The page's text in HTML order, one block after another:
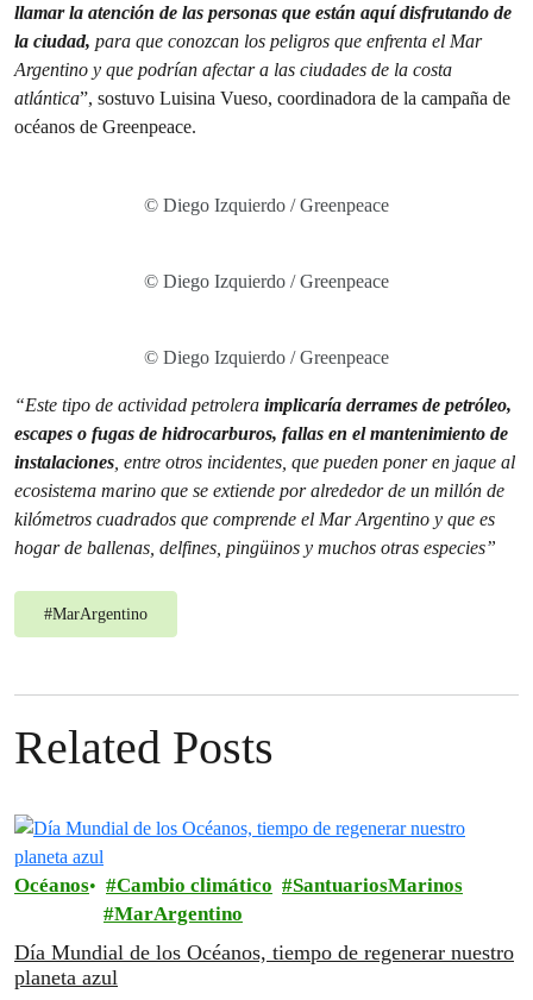
llamar la atención de las personas que están aquí disfrutando de
la ciudad, para que conozcan los peligros que enfrenta el Mar
Argentino y que podrían afectar a las ciudades de la costa
atlántica”, sostuvo Luisina Vueso, coordinadora de la campaña de
océanos de Greenpeace.
© Diego Izquierdo / Greenpeace
© Diego Izquierdo / Greenpeace
© Diego Izquierdo / Greenpeace
“Este tipo de actividad petrolera implicaría derrames de petróleo,
escapes o fugas de hidrocarburos, fallas en el mantenimiento de
instalaciones, entre otros incidentes, que pueden poner en jaque al
ecosistema marino que se extiende por alrededor de un millón de
kilómetros cuadrados que comprende el Mar Argentino y que es
hogar de ballenas, delfines, pingüinos y muchos otras especies”
#MarArgentino
Related Posts
Océanos Cambio climático
SantuariosMarinos
MarArgentino
Día Mundial de los Océanos, tiempo de regenerar nuestro
planeta azul